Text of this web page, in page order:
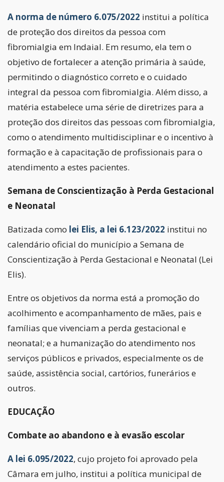
A norma de número 6.075/2022 institui a política
de proteção dos direitos da pessoa com
fibromialgia em Indaial. Em resumo, ela tem o
objetivo de fortalecer a atenção primária à saúde,
permitindo o diagnóstico correto e o cuidado
integral da pessoa com fibromialgia. Além disso, a
matéria estabelece uma série de diretrizes para a
proteção dos direitos das pessoas com fibromialgia,
como o atendimento multidisciplinar e o incentivo à
formação e à capacitação de profissionais para o
atendimento a estes pacientes.
Semana de Conscientização à Perda Gestacional
e Neonatal
Batizada como lei Elis, a lei 6.123/2022 institui no
calendário oficial do município a Semana de
Conscientização à Perda Gestacional e Neonatal (Lei
Elis).
Entre os objetivos da norma está a promoção do
acolhimento e acompanhamento de mães, pais e
famílias que vivenciam a perda gestacional e
neonatal; e a humanização do atendimento nos
serviços públicos e privados, especialmente os de
saúde, assistência social, cartórios, funerários e
outros.
EDUCAÇÃO
Combate ao abandono e à evasão escolar
A lei 6.095/2022, cujo projeto foi aprovado pela
Câmara em julho, institui a política municipal de